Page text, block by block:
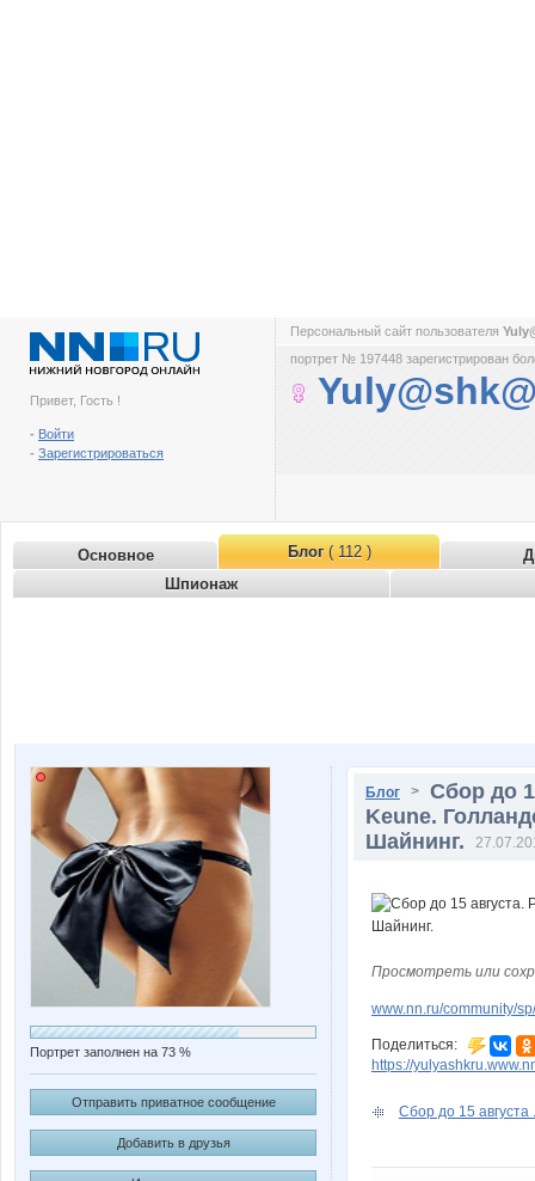
Привет, Гость !
- Войти
- Зарегистрироваться
Персональный сайт пользователя
портрет № 197448 зарегистрирован
Основное Блог( 112 )
Шпионаж
Портрет заполнен на 73 %
Отправить приватное сообщение
Добавить в друзья
Блог > Сбор до
Keune.
Шайнинг.
Просмотреть или
www.nn.ru/community/
Поделиться:
https://
Сбор до 15